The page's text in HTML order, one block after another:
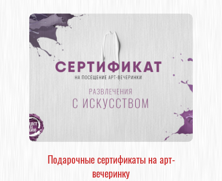
Подарочные сертификаты на арт-
вечеринку